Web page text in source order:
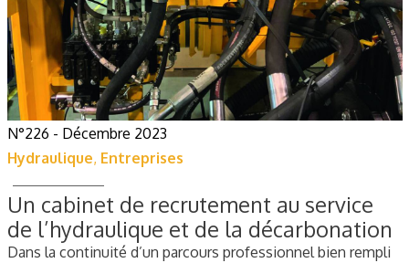
N°226 - Décembre 2023
Hydraulique, Entreprises
Un cabinet de recrutement au service
de l’hydraulique et de la décarbonation
Dans la continuité d’un parcours professionnel bien rempli